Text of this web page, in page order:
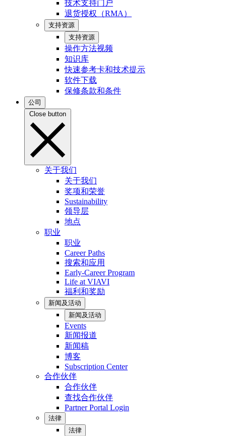
技术支持门户
退货授权（RMA）
支持资源
支持资源
操作方法视频
知识库
快速参考卡和技术提示
软件下载
保修条款和条件
公司
Close button
关于我们
关于我们
奖项和荣誉
Sustainability
领导层
地点
职业
职业
Career Paths
搜索和应用
Early-Career Program
Life at VIAVI
福利和奖励
新闻及活动
新闻及活动
Events
新闻报道
新闻稿
博客
Subscription Center
合作伙伴
合作伙伴
查找合作伙伴
Partner Portal Login
法律
法律